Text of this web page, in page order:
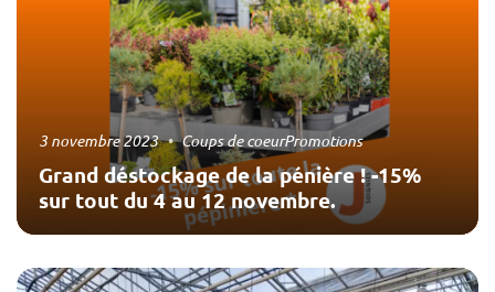
Grand déstockage de la pénière ! -15%
sur tout du 4 au 12 novembre.
3 novembre 2023 Coups de coeurPromotions